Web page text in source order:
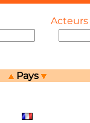
Acteurs
Pays